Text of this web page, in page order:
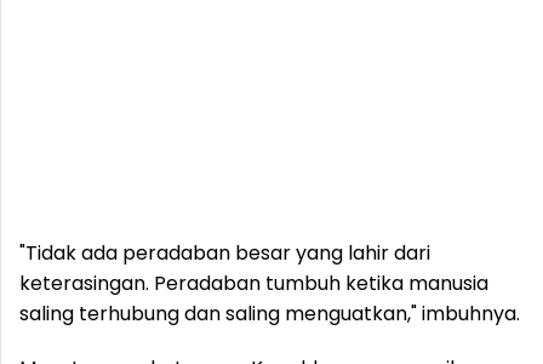
"Tidak ada peradaban besar yang lahir dari
keterasingan. Peradaban tumbuh ketika manusia
saling terhubung dan saling menguatkan," imbuhnya.